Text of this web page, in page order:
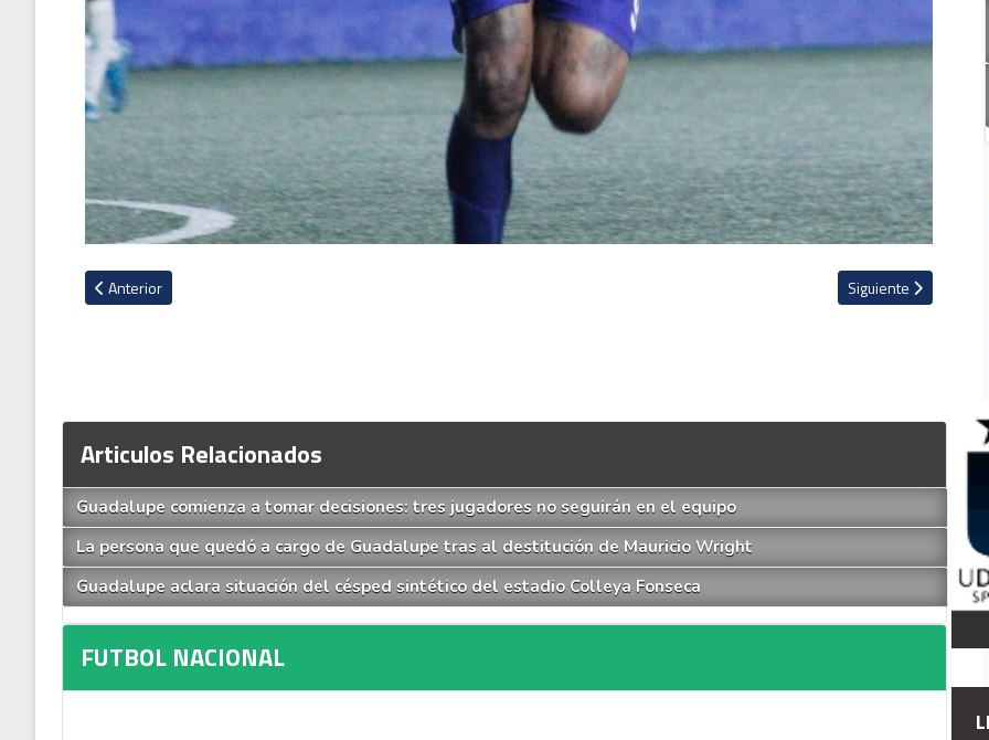
Artículo anterior: Cristian Gamboa se pone nuevamente la camisa de Liberia: "En mi cabeza nunca estuvo jugar ni con Saprissa ni con
Anterior Artículo siguiente:
Siguiente
Articulos Relacionados
Guadalupe comienza a tomar decisiones: tres jugadores no seguirán en el equipo
La persona que quedó a cargo de Guadalupe tras al destitución de Mauricio Wright
Guadalupe aclara situación del césped sintético del estadio Colleya Fonseca
FUTBOL NACIONAL